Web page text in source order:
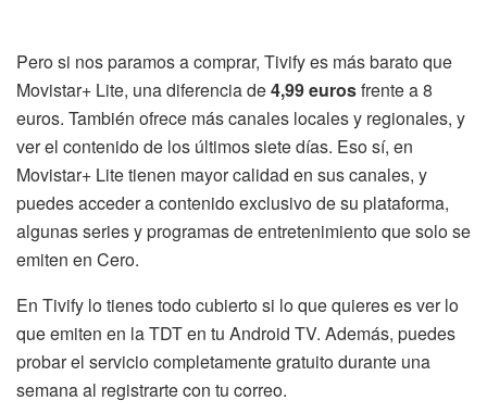
Pero si nos paramos a comprar, Tivify es más barato que
Movistar+ Lite, una diferencia de4,99 eurosfrente a 8
euros. También ofrece más canales locales y regionales, y
ver el contenido de los últimos siete días. Eso sí, en
Movistar+ Lite tienen mayor calidad en sus canales, y
puedes acceder a contenido exclusivo de su plataforma,
algunas series y programas de entretenimiento que solo se
emiten en Cero.
En Tivify lo tienes todo cubierto si lo que quieres es ver lo
que emiten en la TDT en tu Android TV. Además, puedes
probar el servicio completamente gratuito durante una
semana al registrarte con tu correo.